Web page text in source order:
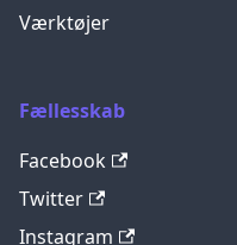
Værktøjer
Fællesskab
Facebook
Twitter
Instagram